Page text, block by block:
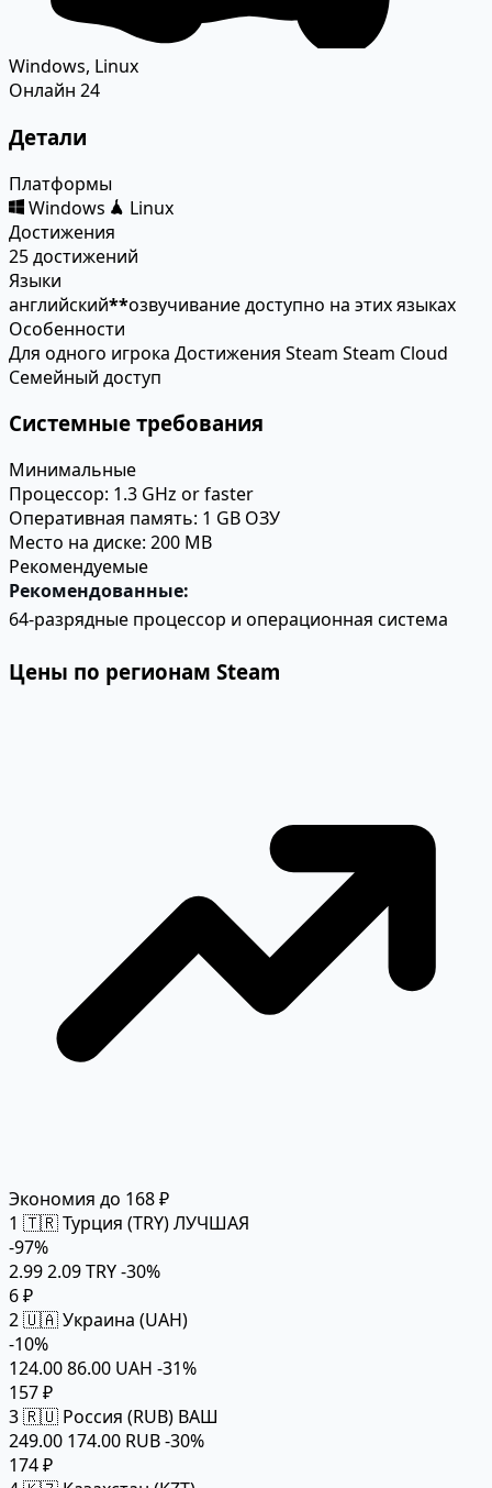
Windows, Linux
Онлайн 24
Детали
Платформы
Windows
Linux
Достижения
25 достижений
Языки
английский**озвучивание доступно на этих языках
Особенности
Для одного игрока Достижения Steam Steam Cloud
Семейный доступ
Системные требования
Минимальные
Процессор: 1.3 GHz or faster
Оперативная память: 1 GB ОЗУ
Место на диске: 200 MB
Рекомендуемые
Рекомендованные:
64-разрядные процессор и операционная система
Цены по регионам Steam
Экономия до 168 ₽
1 🇹🇷 Турция (TRY)ЛУЧШАЯ
-97%
2.992.09 TRY-30%
6 ₽
2🇺🇦 Украина (UAH)
-10%
124.0086.00 UAH -31%
157 ₽
3🇷🇺 Россия (RUB) ВАШ
249.00 174.00 RUB-30%
174 ₽